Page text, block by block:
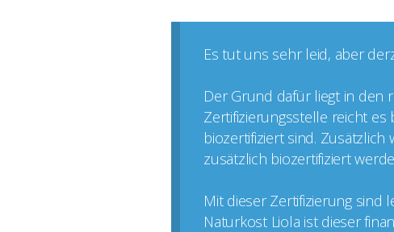
Es tut uns sehr leid, aber
Der Grund dafür liegt in den
Zertifizierungsstelle reicht
biozertifiziert sind.
zusätzlich biozertifiziert
Mit dieser Zertifizierung sind
Naturkost Liola ist dieser